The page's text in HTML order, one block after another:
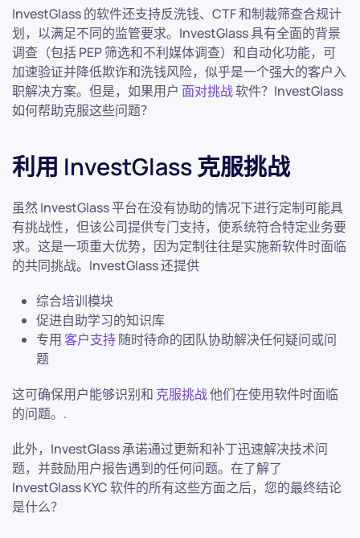
InvestGlass 的软件还支持反洗钱、CTF 和制裁筛查合规计
划，以满足不同的监管要求。InvestGlass 具有全面的背景
调查（包括 PEP 筛选和不利媒体调查）和自动化功能，可
加速验证并降低欺诈和洗钱风险，似乎是一个强大的客户入
职解决方案。但是，如果用户 面对挑战软件？InvestGlass
如何帮助克服这些问题？
利用 InvestGlass 克服挑战
虽然 InvestGlass 平台在没有协助的情况下进行定制可能具
有挑战性，但该公司提供专门支持，使系统符合特定业务要
求。这是一项重大优势，因为定制往往是实施新软件时面临
的共同挑战。InvestGlass 还提供
综合培训模块
促进自助学习的知识库
专用 客户支持随时待命的团队协助解决任何疑问或问
题
这可确保用户能够识别和 克服挑战他们在使用软件时面临
的问题。.
此外，InvestGlass 承诺通过更新和补丁迅速解决技术问
题，并鼓励用户报告遇到的任何问题。在了解了
InvestGlass KYC 软件的所有这些方面之后，您的最终结论
是什么？